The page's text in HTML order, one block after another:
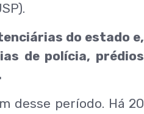
do estado e,
de polícia, prédios
desse período. Há 20